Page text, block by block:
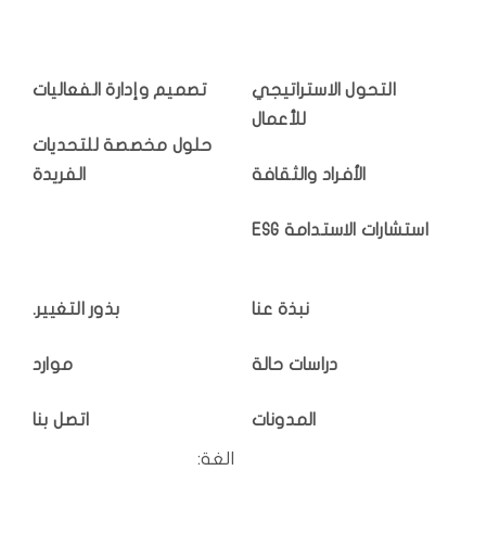
التحول الاستراتيجي
للأعمال
الأفراد والثقافة
استشارات الاستدامة ESG
تصميم وإدارة الفعاليات
حلول مخصصة للتحديات
الفريدة
نبذة عنا
دراسات حالة
المدونات
بذور التغيير.
موارد
اتصل بنا
الغة: